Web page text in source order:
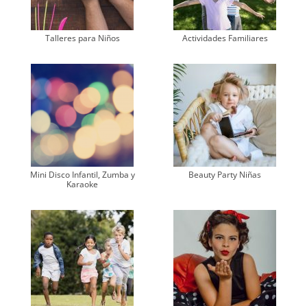
Talleres para Niños Actividades Familiares
Mini Disco Infantil, Zumba y
Karaoke
Beauty Party Niñas